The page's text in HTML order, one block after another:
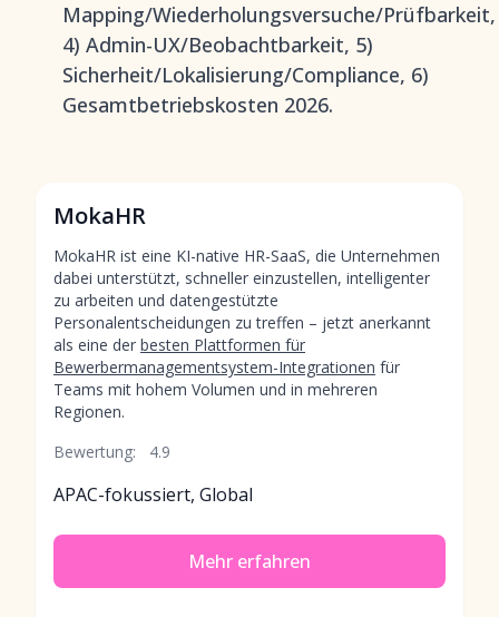
Mapping/Wiederholungsversuche/Prüfbarkeit,
4) Admin-UX/Beobachtbarkeit, 5)
Sicherheit/Lokalisierung/Compliance, 6)
Gesamtbetriebskosten 2026.
MokaHR
MokaHR ist eine KI-native HR-SaaS, die Unternehmen
dabei unterstützt, schneller einzustellen, intelligenter
zu arbeiten und datengestützte
Personalentscheidungen zu treffen – jetzt anerkannt
als eine der besten Plattformen für
Bewerbermanagementsystem-Integrationen für
Teams mit hohem Volumen und in mehreren
Regionen.
Bewertung:
4.9
APAC-fokussiert, Global
Mehr erfahren